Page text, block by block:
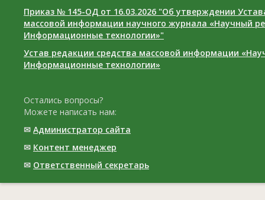
Приказ № 145-ОД от 16.03.2026 "Об утверждении
массовой информации научного журнала «Научный
Информационные технологии»"
Устав редакции средства массовой информации
Информационные технологии»
Остались вопросы?
Можете написать нам:
✉ Администратор сайта
✉ Контент менеджер
✉ Ответственный cекретарь